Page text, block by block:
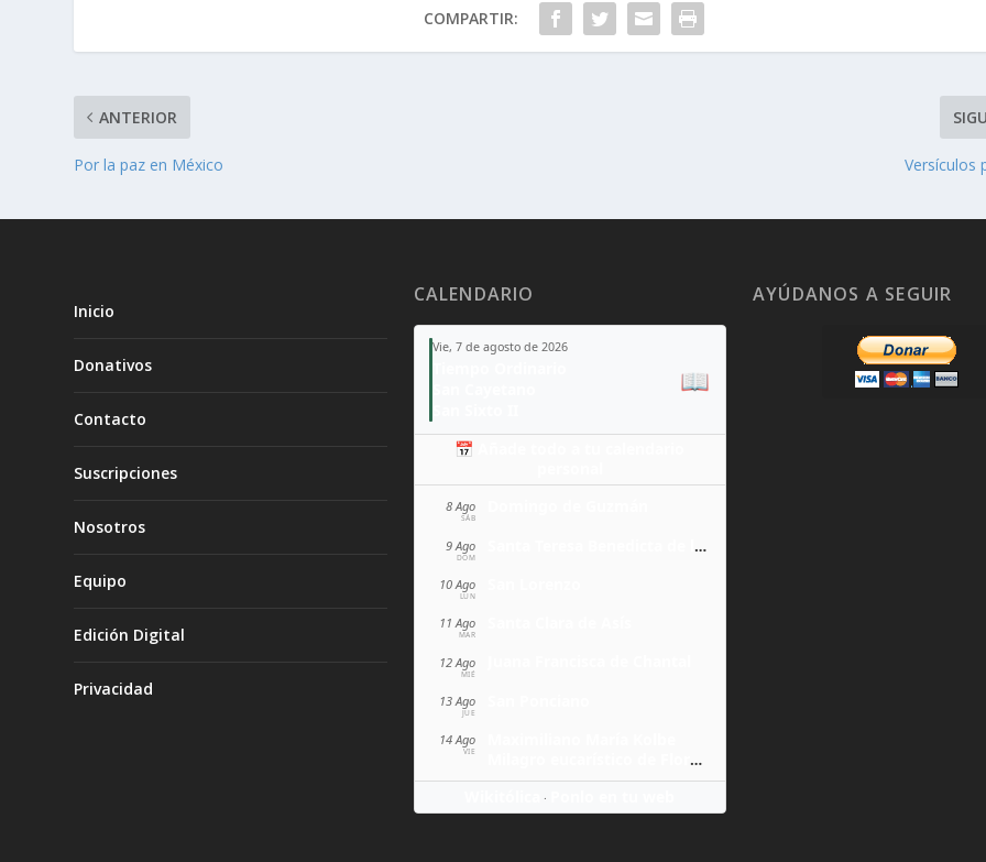
COMPARTIR:
ANTERIOR
Por la paz en México Versículos
Inicio
Donativos
Contacto
Suscripciones
Nosotros
Equipo
Edición Digital
Privacidad
CALENDARIO
Vie, 7 de agosto de 2026
📖
📅 Añade todo a tu calendario
8 Ago
SÁB
9 Ago
DOM
Santa Teresa Benedicta de la Cruz
10 Ago
LUN
11 Ago
MAR
12 Ago
MIÉ
13 Ago
JUE
14 Ago
VIE Milagro eucarístico de Florencia
·
AYÚDANOS A SEGUIR